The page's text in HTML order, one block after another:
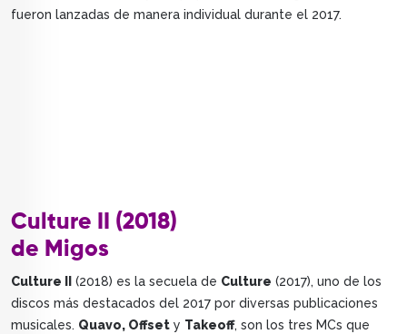
fueron lanzadas de manera individual durante el 2017.
Culture II (2018)
de Migos
Culture II (2018) es la secuela de Culture (2017), uno de los
discos más destacados del 2017 por diversas publicaciones
musicales. Quavo, Offset y Takeoff, son los tres MCs que